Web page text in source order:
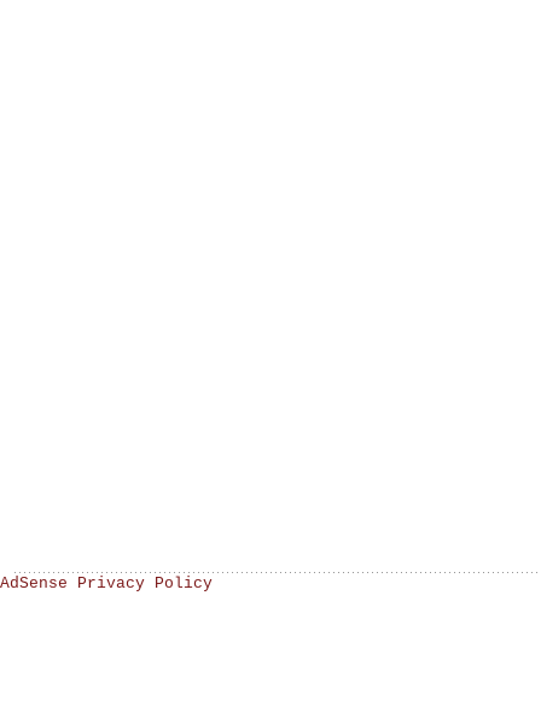
AdSense Privacy Policy